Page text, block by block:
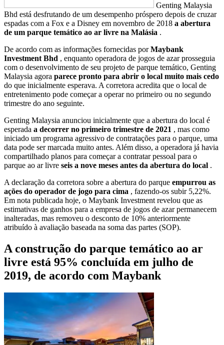
Genting Malaysia
Bhd está desfrutando de um desempenho próspero depois de cruzar
espadas com a Fox e a Disney em novembro de 2018 a abertura
de um parque temático ao ar livre na Malásia .
De acordo com as informações fornecidas porMaybank
Investment Bhd , enquanto operadora de jogos de azar prosseguia
com o desenvolvimento de seu projeto de parque temático, Genting
Malaysia agora parece pronto para abrir o local muito mais cedo
do que inicialmente esperava. A corretora acredita que o local de
entretenimento pode começar a operar no primeiro ou no segundo
trimestre do ano seguinte.
Genting Malaysia anunciou inicialmente que a abertura do local é
esperada a decorrer no primeiro trimestre de 2021 , mas como
iniciado um programa agressivo de contratações para o parque, uma
data pode ser marcada muito antes. Além disso, a operadora já havia
compartilhado planos para começar a contratar pessoal para o
parque ao ar livre seis a nove meses antes da abertura do local .
A declaração da corretora sobre a abertura do parque empurrou as
ações do operador de jogo para cima , fazendo-os subir 5,22%.
Em nota publicada hoje, o Maybank Investment revelou que as
estimativas de ganhos para a empresa de jogos de azar permanecem
inalteradas, mas removeu o desconto de 10% anteriormente
atribuído à avaliação baseada na soma das partes (SOP).
A construção do parque temático ao ar
livre está 95% concluída em julho de
2019, de acordo com Maybank